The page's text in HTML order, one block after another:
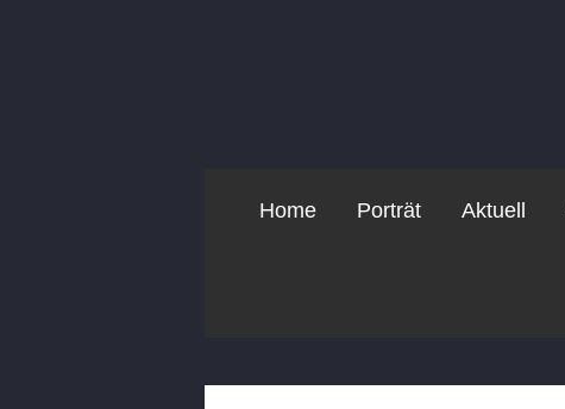
Home Porträt Aktuell